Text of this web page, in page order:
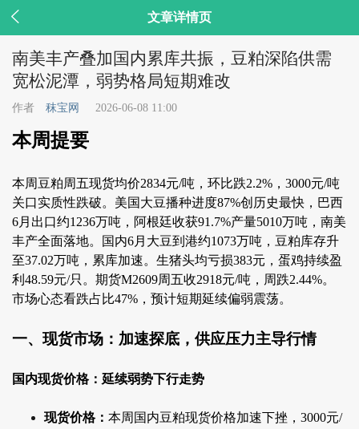
 文章详情页
南美丰产叠加国内累库共振，豆粕深陷供需
宽松泥潭，弱势格局短期难改
作者 秣宝网 2026-06-08 11:00
本周提要
本周豆粕周五现货均价2834元/吨，环比跌2.2%，3000元/吨
关口实质性跌破。美国大豆播种进度87%创历史最快，巴西
6月出口约1236万吨，阿根廷收获91.7%产量5010万吨，南美
丰产全面落地。国内6月大豆到港约1073万吨，豆粕库存升
至37.02万吨，累库加速。生猪头均亏损383元，蛋鸡持续盈
利48.59元/只。期货M2609周五收2918元/吨，周跌2.44%。
市场心态看跌占比47%，预计短期延续偏弱震荡。
一、现货市场：加速探底，供应压力主导行情
国内现货价格：延续弱势下行走势
现货价格： 本周国内豆粕现货价格加速下挫，3000元/